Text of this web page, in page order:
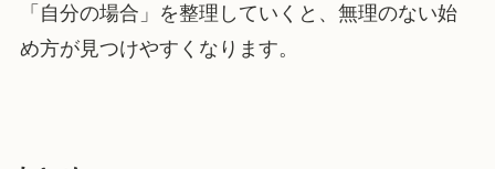
「自分の場合」を整理していくと、無理のない始
め方が見つけやすくなります。